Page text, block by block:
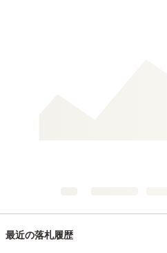
最近の落札履歴